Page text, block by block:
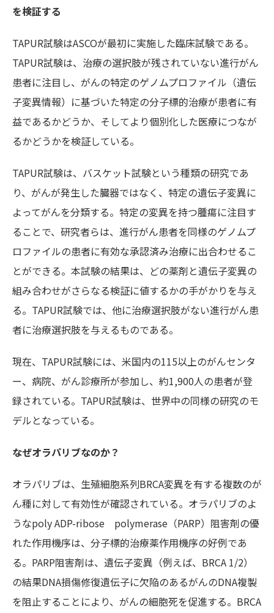
を検証する
TAPUR試験はASCOが最初に実施した臨床試験である。
TAPUR試験は、治療の選択肢が残されていない進行がん
患者に注目し、がんの特定のゲノムプロファイル（遺伝
子変異情報）に基づいた特定の分子標的治療が患者に有
益であるかどうか、そしてより個別化した医療につなが
るかどうかを検証している。
TAPUR試験は、バスケット試験という種類の研究であ
り、がんが発生した臓器ではなく、特定の遺伝子変異に
よってがんを分類する。特定の変異を持つ腫瘍に注目す
ることで、研究者らは、進行がん患者を同様のゲノムプ
ロファイルの患者に有効な承認済み治療に出合わせるこ
とができる。本試験の結果は、どの薬剤と遺伝子変異の
組み合わせがさらなる検証に値するかの手がかりを与え
る。TAPUR試験では、他に治療選択肢がない進行がん患
者に治療選択肢を与えるものである。
現在、TAPUR試験には、米国内の115以上のがんセンタ
ー、病院、がん診療所が参加し、約1,900人の患者が登
録されている。TAPUR試験は、世界中の同様の研究のモ
デルとなっている。
なぜオラパリブなのか？
オラパリブは、生殖細胞系列BRCA変異を有する複数のが
ん種に対して有効性が確認されている。オラパリブのよ
うなpoly ADP-ribose polymerase （PARP）阻害剤の優
れた作用機序は、分子標的治療薬作用機序の好例であ
る。PARP阻害剤は、遺伝子変異（例えば、BRCA 1/2）
の結果DNA損傷修復遺伝子に欠陥のあるがんのDNA複製
を阻止することにより、がんの細胞死を促進する。BRCA